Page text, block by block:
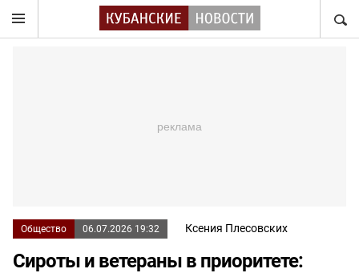
Общество 06.07.2026 19:32 Ксения Плесовских
Сироты и ветераны в приоритете: